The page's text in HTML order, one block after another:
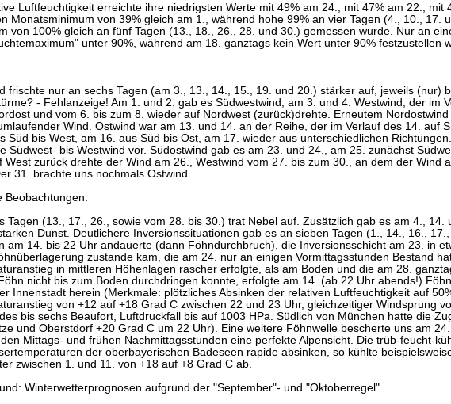
Luftfeuchtigkeit erreichte ihre niedrigsten Werte mit 49% am 24., mit 47% am 22., mit
Monatsminimum von 39% gleich am 1., während hohe 99% an vier Tagen (4., 10., 17.
von 100% gleich an fünf Tagen (13., 18., 26., 28. und 30.) gemessen wurde. Nur an
unter 90%, während am 18. ganztags kein Wert unter 90% festzustellen
frischte nur an sechs Tagen (am 3., 13., 14., 15., 19. und 20.) stärker auf, jeweils (nur)
- Fehlanzeige! Am 1. und 2. gab es Südwestwind, am 3. und 4. Westwind, der im
und vom 6. bis zum 8. wieder auf Nordwest (zurück)drehte. Erneutem
Wind. Ostwind war am 13. und 14. an der Reihe, der im Verlauf des 14. auf
Süd bis West, am 16. aus Süd bis Ost, am 17. wieder aus unterschiedlichen
Südwest- bis Westwind vor. Südostwind gab es am 23. und 24., am 25. zunächst
West zurück drehte der Wind am 26., Westwind vom 27. bis zum 30., an dem der Wind
31. brachte uns nochmals Ostwind.
Beobachtungen:
Tagen (13., 17., 26., sowie vom 28. bis 30.) trat Nebel auf. Zusätzlich gab es am 4., 14.
Dunst. Deutlichere Inversionssituationen gab es an sieben Tagen (1., 14., 16.,
am 14. bis 22 Uhr andauerte (dann Föhndurchbruch), die Inversionsschicht am 23. in
zustande kam, die am 24. nur an einigen Vormittagsstunden Bestand
in mittleren Höhenlagen rascher erfolgte, als am Boden und die am 28.
nicht bis zum Boden durchdringen konnte, erfolgte am 14. (ab 22 Uhr abends!)
Innenstadt herein (Merkmale: plötzliches Absinken der relativen Luftfeuchtigkeit auf
von +12 auf +18 Grad C zwischen 22 und 23 Uhr, gleichzeitiger Windsprung
bis sechs Beaufort, Luftdruckfall bis auf 1003 HPa. Südlich von München hatte die
und Oberstdorf +20 Grad C um 22 Uhr). Eine weitere Föhnwelle bescherte uns am
Mittags- und frühen Nachmittagsstunden eine perfekte Alpensicht. Die trüb-feucht-
der oberbayerischen Badeseen rapide absinken, so kühlte
zwischen 1. und 11. von +18 auf +8 Grad C ab.
Winterwetterprognosen aufgrund der "September"- und "Oktoberregel"